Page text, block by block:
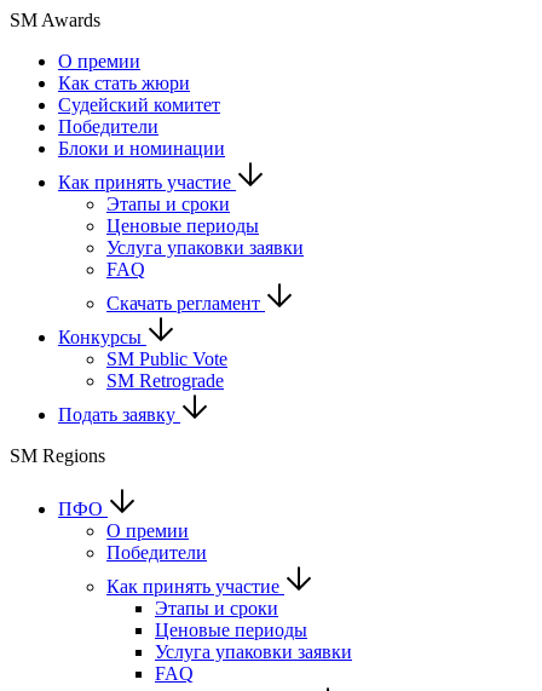
SM Awards
О премии
Как стать жюри
Судейский комитет
Победители
Блоки и номинации
Как принять участие
Этапы и сроки
Ценовые периоды
Услуга упаковки заявки
FAQ
Скачать регламент
Конкурсы
SM Public Vote
SM Retrograde
Подать заявку
SM Regions
ПФО
О премии
Победители
Как принять участие
Этапы и сроки
Ценовые периоды
Услуга упаковки заявки
FAQ